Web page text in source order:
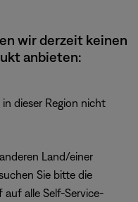
wir derzeit keinen
anbieten:
dieser Region nicht
Land/einer
Sie bitte die
alle Self-Service-